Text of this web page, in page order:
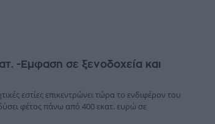
-Εμφαση σε ξενοδοχεία και
εστίες επικεντρώνει τώρα το ενδιφέρον του
φέτος πάνω από 400 εκατ. ευρώ σε